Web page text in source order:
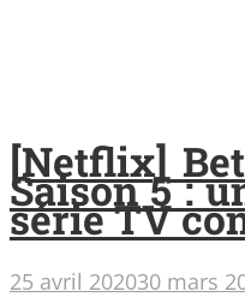
[Netflix]
Saison 5 :
série TV
25 avril 202030 mars